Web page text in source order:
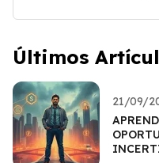
Últimos
21/09/